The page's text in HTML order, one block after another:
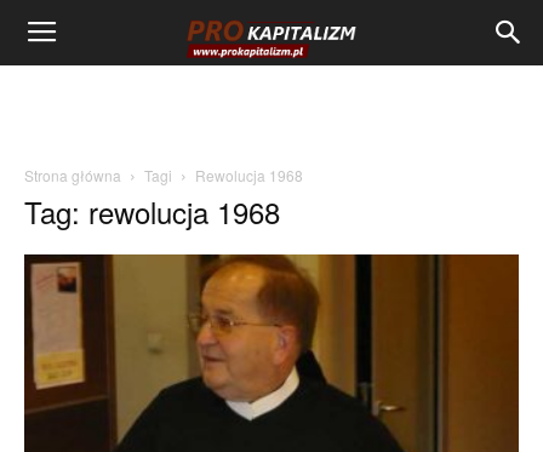
Strona główna Tagi Rewolucja 1968
Tag: rewolucja 1968